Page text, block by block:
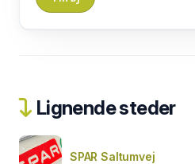
Lignende steder
SPAR Saltumvej